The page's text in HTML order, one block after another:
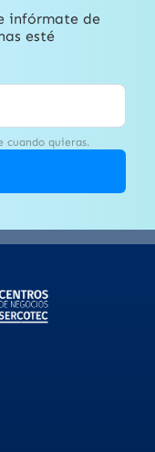
infórmate de
esté
cuando quieras.